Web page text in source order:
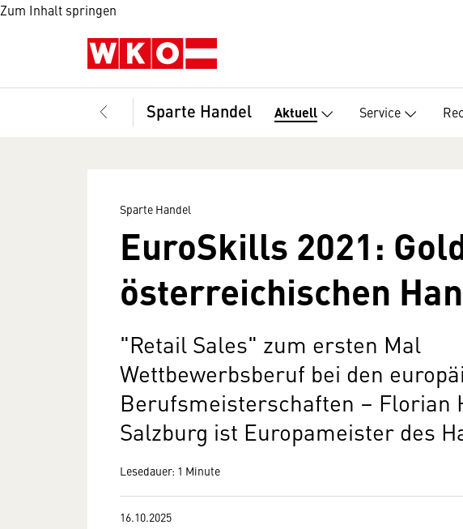
Zum Inhalt springen
Sparte Handel Aktuell Service
Sparte Handel
EuroSkills 2021:
österreichischen
"Retail Sales" zum ersten Mal
Wettbewerbsberuf bei den
Berufsmeisterschaften – Florian
Salzburg ist Europameister des
Lesedauer: 1 Minute
16.10.2025